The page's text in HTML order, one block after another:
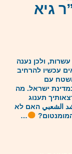
גיא
ולכן נענה
עכשיו להרחיב
עם
ישראל. מה
תענוג
الشعبي האם לא
…